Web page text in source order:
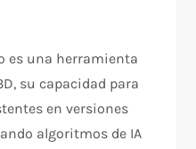
es una herramienta
su capacidad para
en versiones
algoritmos de IA